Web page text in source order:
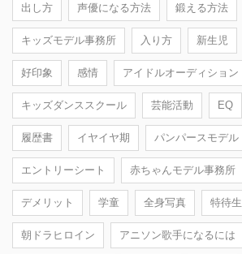
出し方 声優になる方法 鍛える方法
キッズモデル事務所 入り方 新生児
好印象 感情 アイドルオーディション
キッズダンススクール 芸能活動 EQ
履歴書 イヤイヤ期 パンパースモデル
エントリーシート 赤ちゃんモデル事務所
デメリット 学童 全身写真 特待生
朝ドラヒロイン アニソン歌手になるには